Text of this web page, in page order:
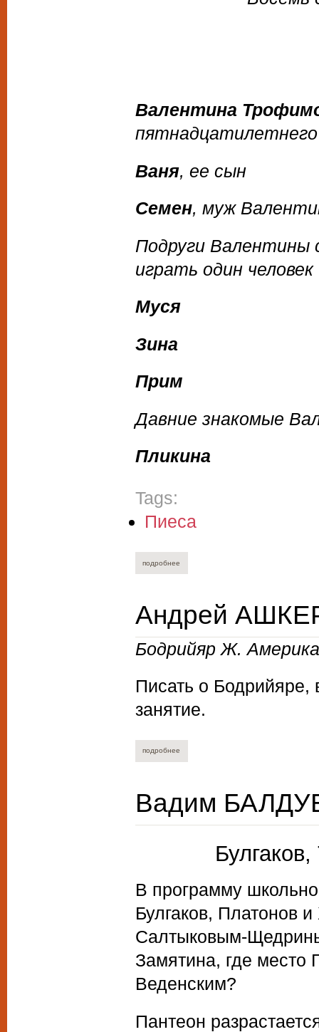
Валентина
Ваня, ее сын
Семен, муж
Подруги Валентины
играть один человек
Муся
Зина
Прим
Давние знакомые
Пликина
Tags:
Пиеса
подробнее
Андрей
Бодрийяр Ж.
Писать о Бодрийяре,
занятие.
подробнее
Вадим
В программу
Булгаков, Платонов
Салтыковым-
Замятина, где место
Веденским?
Пантеон